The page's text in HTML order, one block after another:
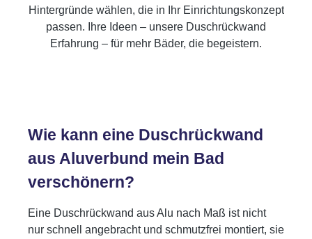
Hintergründe wählen, die in Ihr Einrichtungskonzept
passen. Ihre Ideen – unsere Duschrückwand
Erfahrung – für mehr Bäder, die begeistern.
Wie kann eine Duschrückwand
aus Aluverbund mein Bad
verschönern?
Eine Duschrückwand aus Alu nach Maß ist nicht
nur schnell angebracht und schmutzfrei montiert, sie